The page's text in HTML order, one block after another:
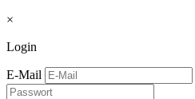
×
Login
E-Mail